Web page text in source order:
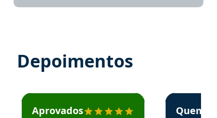
Depoimentos
Estudante José recomenda o Aprova Concursos em
Aprovados
Estudante
Quem